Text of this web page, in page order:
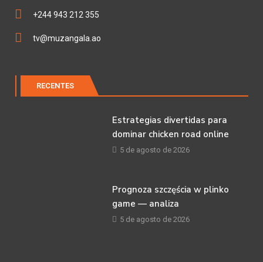
+244 943 212 355
tv@muzangala.ao
RECENTES
Estrategias divertidas para
dominar chicken road online
5 de agosto de 2026
Prognoza szczęścia w plinko
game — analiza
5 de agosto de 2026